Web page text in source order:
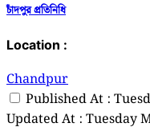
চাঁদপুর প্রতিনিধি
Location :
Chandpur
Published At :
Updated At : Tuesday